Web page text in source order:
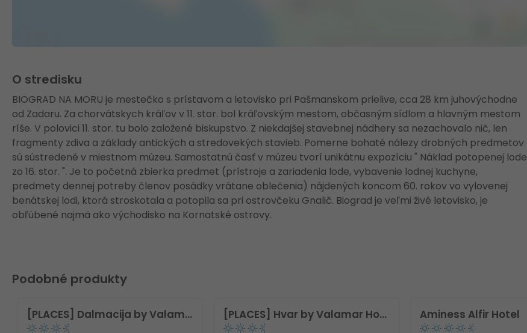
O stredisku
BIOGRAD NA MORU je mestečko s prístavom a letovisko pri Pašmanskom prielive, cca 28 km juhovýchodne
od Zadaru. Za chorvátskych kráľov v 11. stor. bol kráľovským mestom, občasným sídlom a hlavným mestom
ríše. V polovici 11. stor. tu bolo založené biskupstvo. Z niekdajšej stavebnej nádhery sa nezachovalo nič, len
fragmenty zdiva a základy antických a stredovekých stavieb. Pomerne bohaté nálezy drobných predmetov
sú sústredené v miestnom múzeu. Samostatnú časť v múzeu tvorí unikátnu expozíciu " Náklad potopenej lode
zo 16. stor. ". Je to početná zbierka predmet (prístroje a zariadenia lode, vybavenie lodnej kuchyne,
predmety dennej potreby členov posádky vrátane oblečenia) nájdených koncom 60. rokov vo vylovenej
benátskej lodi, ktorá stroskotala a potopila sa pri ostrovčeku Gnalič. Biograd je veľmi živé letovisko, je
obľúbené najmä ako východisko na Kornatské ostrovy.
Podobné produkty
[PLACES] Dalmacija by Valamar Hotel [PLACES] Hvar by Valamar Hotel Aminess Alfir Hotel